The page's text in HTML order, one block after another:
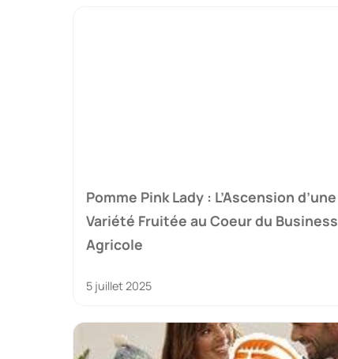
Pomme Pink Lady : L’Ascension d’une
Variété Fruitée au Coeur du Business
Agricole
5 juillet 2025